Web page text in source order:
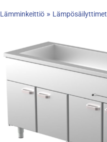
Lämminkeittiö» Lämpösäilyttimet